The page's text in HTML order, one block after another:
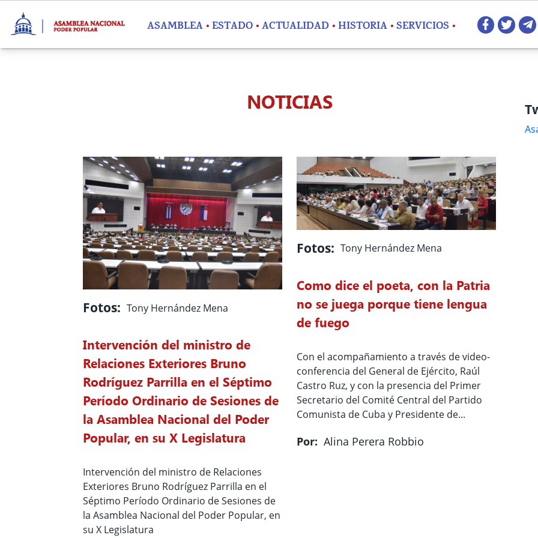
ASAMBLEA ESTADO ACTUALIDAD HISTORIA SERVICIOS
NOTICIAS
Fotos: Tony Hernández Mena
Intervención del ministro de
Relaciones Exteriores Bruno
Rodríguez Parrilla en el Séptimo
Período Ordinario de Sesiones de
la Asamblea Nacional del Poder
Popular, en su X Legislatura
Intervención del ministro de Relaciones
Exteriores Bruno Rodríguez Parrilla en el
Séptimo Período Ordinario de Sesiones de
la Asamblea Nacional del Poder Popular, en
su X Legislatura
Fotos: Tony Hernández Mena
Como dice el poeta, con la Patria
no se juega porque tiene lengua
de fuego
Con el acompañamiento a través de video-
conferencia del General de Ejército, Raúl
Castro Ruz, y con la presencia del Primer
Secretario del Comité Central del Partido
Comunista de Cuba y Presidente de...
Por: Alina Perera Robbio